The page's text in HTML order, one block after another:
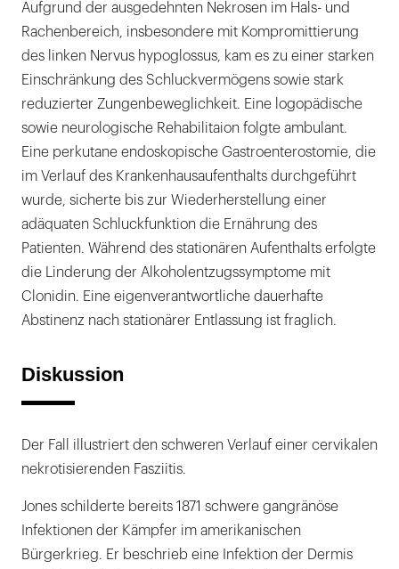
Aufgrund der ausgedehnten Nekrosen im Hals- und
Rachenbereich, insbesondere mit Kompromittierung
des linken Nervus hypoglossus, kam es zu einer starken
Einschränkung des Schluckvermögens sowie stark
reduzierter Zungenbeweglichkeit. Eine logopädische
sowie neurologische Rehabilitaion folgte ambulant.
Eine perkutane endoskopische Gastroenterostomie, die
im Verlauf des Krankenhausaufenthalts durchgeführt
wurde, sicherte bis zur Wiederherstellung einer
adäquaten Schluckfunktion die Ernährung des
Patienten. Während des stationären Aufenthalts erfolgte
die Linderung der Alkoholentzugssymptome mit
Clonidin. Eine eigenverantwortliche dauerhafte
Abstinenz nach stationärer Entlassung ist fraglich.
Diskussion
Der Fall illustriert den schweren Verlauf einer cervikalen
nekrotisierenden Fasziitis.
Jones schilderte bereits 1871 schwere gangränöse
Infektionen der Kämpfer im amerikanischen
Bürgerkrieg. Er beschrieb eine Infektion der Dermis